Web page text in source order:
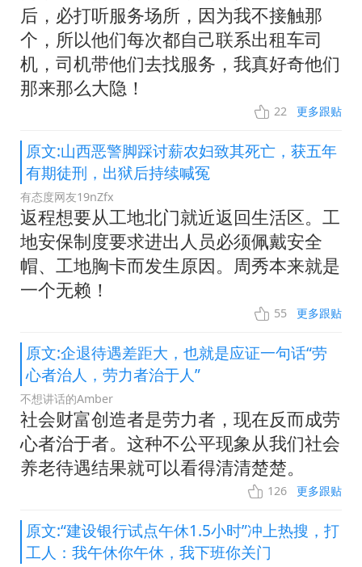
后，必打听服务场所，因为我不接触那
个，所以他们每次都自己联系出租车司
机，司机带他们去找服务，我真好奇他们
那来那么大隐！
22 更多跟贴
原文:山西恶警脚踩讨薪农妇致其死亡，获五年
有期徒刑，出狱后持续喊冤
有态度网友19nZfx
返程想要从工地北门就近返回生活区。工
地安保制度要求进出人员必须佩戴安全
帽、工地胸卡而发生原因。周秀本来就是
一个无赖！
55 更多跟贴
原文:企退待遇差距大，也就是应证一句话“劳
心者治人，劳力者治于人”
不想讲话的Amber
社会财富创造者是劳力者，现在反而成劳
心者治于者。这种不公平现象从我们社会
养老待遇结果就可以看得清清楚楚。
126 更多跟贴
原文:“建设银行试点午休1.5小时”冲上热搜，打
工人：我午休你午休，我下班你关门